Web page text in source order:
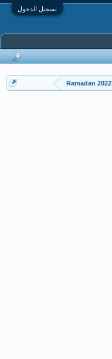
تسجيل الدخول
Ramadan 2022